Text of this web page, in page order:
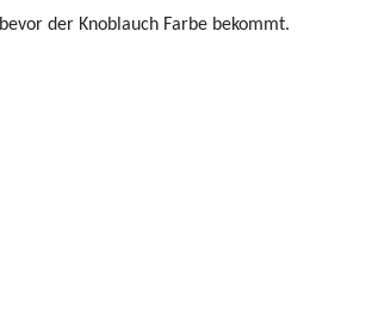
der Knoblauch Farbe bekommt.